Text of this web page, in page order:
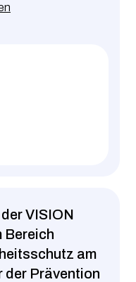
VISION
Bereich
am
der Prävention